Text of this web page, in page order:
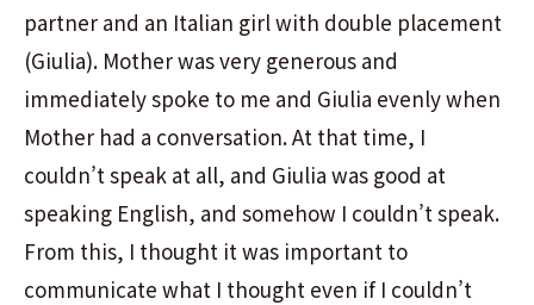
partner and an Italian girl with double placement
(Giulia). Mother was very generous and
immediately spoke to me and Giulia evenly when
Mother had a conversation. At that time, I
couldn’t speak at all, and Giulia was good at
speaking English, and somehow I couldn’t speak.
From this, I thought it was important to
communicate what I thought even if I couldn’t